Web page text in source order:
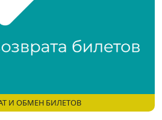
И ОБМЕН БИЛЕТОВ